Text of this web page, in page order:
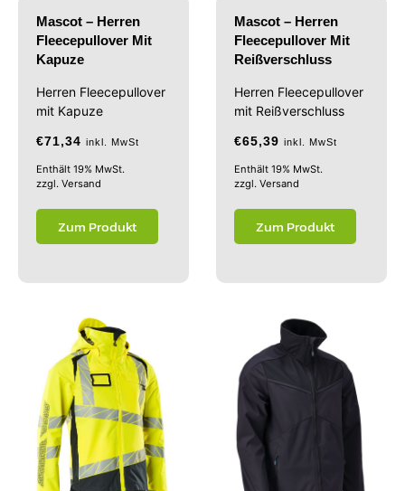
Mascot – Herren
Fleecepullover Mit
Kapuze
Herren Fleecepullover
mit Kapuze
€71,34 inkl. MwSt
Enthält 19% MwSt.
zzgl. Versand
Zum Produkt
Mascot – Herren
Fleecepullover Mit
Reißverschluss
Herren Fleecepullover
mit Reißverschluss
€65,39 inkl. MwSt
Enthält 19% MwSt.
zzgl. Versand
Zum Produkt